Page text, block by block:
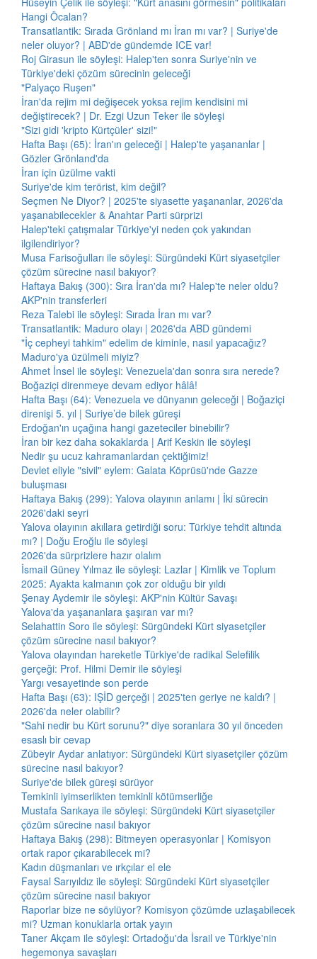
Hangi Öcalan?
Transatlantik: Sırada Grönland mı İran mı var? | Suriye'de
neler oluyor? | ABD'de gündemde ICE var!
Roj Girasun ile söyleşi: Halep'ten sonra Suriye'nin ve
Türkiye'deki çözüm sürecinin geleceği
"Palyaço Ruşen"
İran'da rejim mi değişecek yoksa rejim kendisini mi
değiştirecek? | Dr. Ezgi Uzun Teker ile söyleşi
"Sizi gidi 'kripto Kürtçüler' sizi!"
Hafta Başı (65): İran'ın geleceği | Halep'te yaşananlar |
Gözler Grönland'da
İran için üzülme vakti
Suriye'de kim terörist, kim değil?
Seçmen Ne Diyor? | 2025'te siyasette yaşananlar, 2026'da
yaşanabilecekler & Anahtar Parti sürprizi
Halep'teki çatışmalar Türkiye'yi neden çok yakından
ilgilendiriyor?
Musa Farisoğulları ile söyleşi: Sürgündeki Kürt siyasetçiler
çözüm sürecine nasıl bakıyor?
Haftaya Bakış (300): Sıra İran'da mı? Halep'te neler oldu?
AKP'nin transferleri
Reza Talebi ile söyleşi: Sırada İran mı var?
Transatlantik: Maduro olayı | 2026'da ABD gündemi
"İç cepheyi tahkim" edelim de kiminle, nasıl yapacağız?
Maduro'ya üzülmeli miyiz?
Ahmet İnsel ile söyleşi: Venezuela'dan sonra sıra nerede?
Boğaziçi direnmeye devam ediyor hâlâ!
Hafta Başı (64): Venezuela ve dünyanın geleceği | Boğaziçi
direnişi 5. yıl | Suriye’de bilek güreşi
Erdoğan'ın uçağına hangi gazeteciler binebilir?
İran bir kez daha sokaklarda | Arif Keskin ile söyleşi
Nedir şu ucuz kahramanlardan çektiğimiz!
Devlet eliyle "sivil" eylem: Galata Köprüsü'nde Gazze
buluşması
Haftaya Bakış (299): Yalova olayının anlamı | İki sürecin
2026'daki seyri
Yalova olayının akıllara getirdiği soru: Türkiye tehdit altında
mı? | Doğu Eroğlu ile söyleşi
2026'da sürprizlere hazır olalım
İsmail Güney Yılmaz ile söyleşi: Lazlar | Kimlik ve Toplum
2025: Ayakta kalmanın çok zor olduğu bir yıldı
Şenay Aydemir ile söyleşi: AKP'nin Kültür Savaşı
Yalova'da yaşananlara şaşıran var mı?
Selahattin Soro ile söyleşi: Sürgündeki Kürt siyasetçiler
çözüm sürecine nasıl bakıyor?
Yalova olayından hareketle Türkiye'de radikal Selefilik
gerçeği: Prof. Hilmi Demir ile söyleşi
Yargı vesayetinde son perde
Hafta Başı (63): IŞİD gerçeği | 2025'ten geriye ne kaldı? |
2026'da neler olabilir?
"Sahi nedir bu Kürt sorunu?" diye soranlara 30 yıl önceden
esaslı bir cevap
Zübeyir Aydar anlatıyor: Sürgündeki Kürt siyasetçiler çözüm
sürecine nasıl bakıyor?
Suriye'de bilek güreşi sürüyor
Temkinli iyimserlikten temkinli kötümserliğe
Mustafa Sarıkaya ile söyleşi: Sürgündeki Kürt siyasetçiler
çözüm sürecine nasıl bakıyor
Haftaya Bakış (298): Bitmeyen operasyonlar | Komisyon
ortak rapor çıkarabilecek mi?
Kadın düşmanları ve ırkçılar el ele
Faysal Sarıyıldız ile söyleşi: Sürgündeki Kürt siyasetçiler
çözüm sürecine nasıl bakıyor
Raporlar bize ne söylüyor? Komisyon çözümde uzlaşabilecek
mi? Uzman konuklarla ortak yayın
Taner Akçam ile söyleşi: Ortadoğu'da İsrail ve Türkiye'nin
hegemonya savaşları